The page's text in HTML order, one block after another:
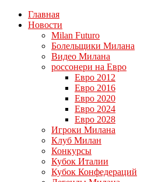
Главная
Новости
Milan Futuro
Болельщики Милана
Видео Милана
россонери на Евро
Евро 2012
Евро 2016
Евро 2020
Евро 2024
Евро 2028
Игроки Милана
Клуб Милан
Конкурсы
Кубок Италии
Кубок Конфедераций